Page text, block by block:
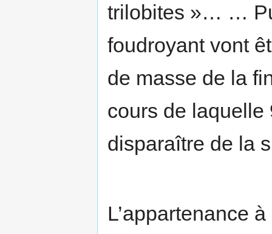
trilobites »… …
foudroyant vont
de masse de la
cours de laquelle
disparaître de la
L’appartenance à